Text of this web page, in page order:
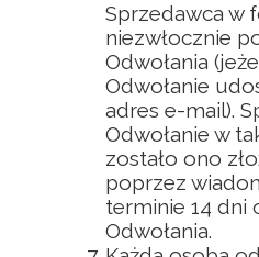
Sprzedawca w
niezwłocznie
Odwołania
Odwołanie
adres e-mail).
Odwołanie w
zostało ono
poprzez
terminie 14 dni
Odwołania.